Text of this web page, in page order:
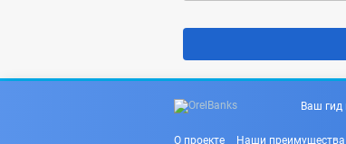
Ваш гид
О проекте Наши преимущества